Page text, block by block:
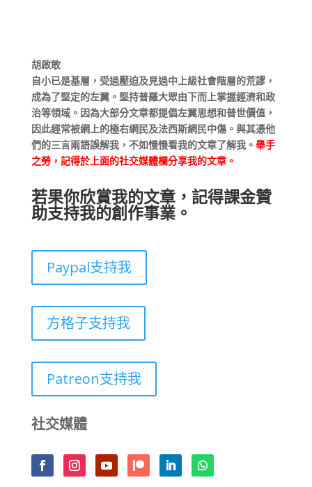
胡啟敢
自小已是基層，受過壓迫及見過中上級社會階層的荒謬，
成為了堅定的左翼。堅持普羅大眾由下而上掌握經濟和政
治等領域。因為大部分文章都提倡左翼思想和普世價值，
因此經常被網上的極右網民及法西斯網民中傷。與其憑他
們的三言兩語誤解我，不如慢慢看我的文章了解我。 舉手
之勞，記得於上面的社交媒體欄分享我的文章。
若果你欣賞我的文章，記得課金贊
助支持我的創作事業。
Paypal支持我
方格子支持我
Patreon支持我
社交媒體